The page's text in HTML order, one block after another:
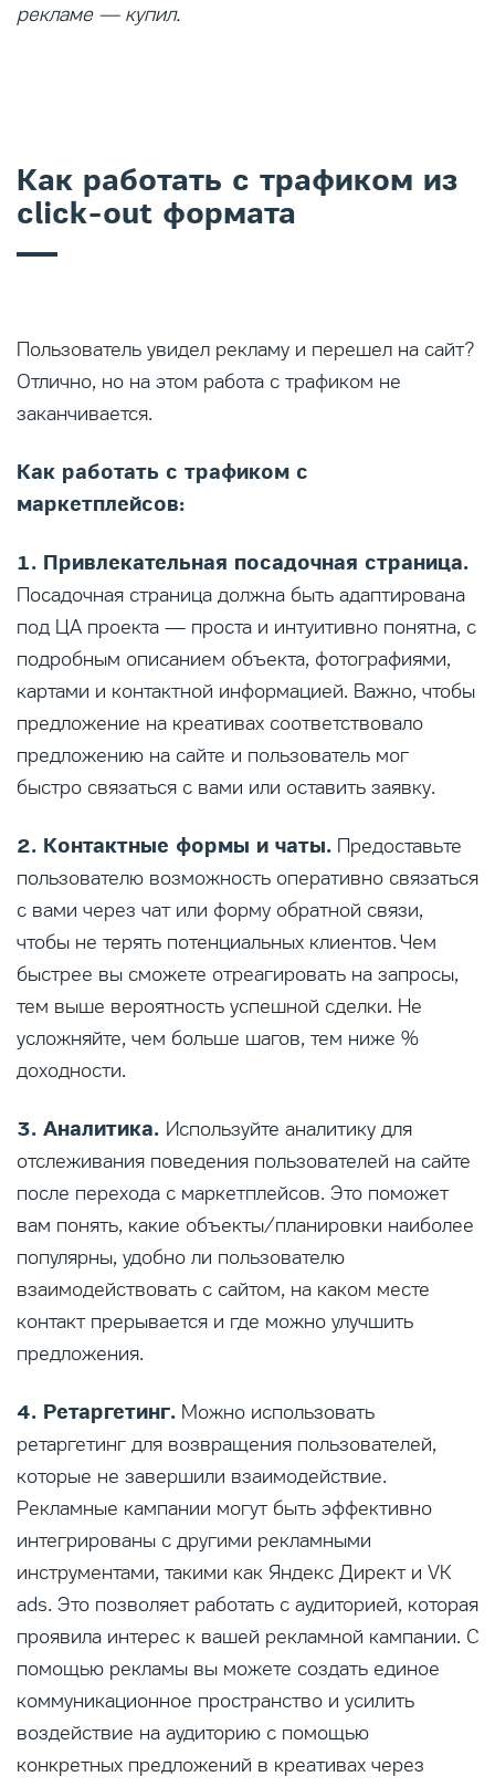
рекламе — купил.
Как работать с трафиком из
click-out формата
Пользователь увидел рекламу и перешел на сайт?
Отлично, но на этом работа с трафиком не
заканчивается.
Как работать с трафиком с
маркетплейсов:
1. Привлекательная посадочная страница.
Посадочная страница должна быть адаптирована
под ЦА проекта — проста и интуитивно понятна, с
подробным описанием объекта, фотографиями,
картами и контактной информацией. Важно, чтобы
предложение на креативах соответствовало
предложению на сайте и пользователь мог
быстро связаться с вами или оставить заявку.
2. Контактные формы и чаты. Предоставьте
пользователю возможность оперативно связаться
с вами через чат или форму обратной связи,
чтобы не терять потенциальных клиентов. Чем
быстрее вы сможете отреагировать на запросы,
тем выше вероятность успешной сделки. Не
усложняйте, чем больше шагов, тем ниже %
доходности.
3. Аналитика. Используйте аналитику для
отслеживания поведения пользователей на сайте
после перехода с маркетплейсов. Это поможет
вам понять, какие объекты/планировки наиболее
популярны, удобно ли пользователю
взаимодействовать с сайтом, на каком месте
контакт прерывается и где можно улучшить
предложения.
4. Ретаргетинг. Можно использовать
ретаргетинг для возвращения пользователей,
которые не завершили взаимодействие.
Рекламные кампании могут быть эффективно
интегрированы с другими рекламными
инструментами, такими как Яндекс Директ и VK
ads. Это позволяет работать с аудиторией, которая
проявила интерес к вашей рекламной кампании. С
помощью рекламы вы можете создать единое
коммуникационное пространство и усилить
воздействие на аудиторию с помощью
конкретных предложений в креативах через